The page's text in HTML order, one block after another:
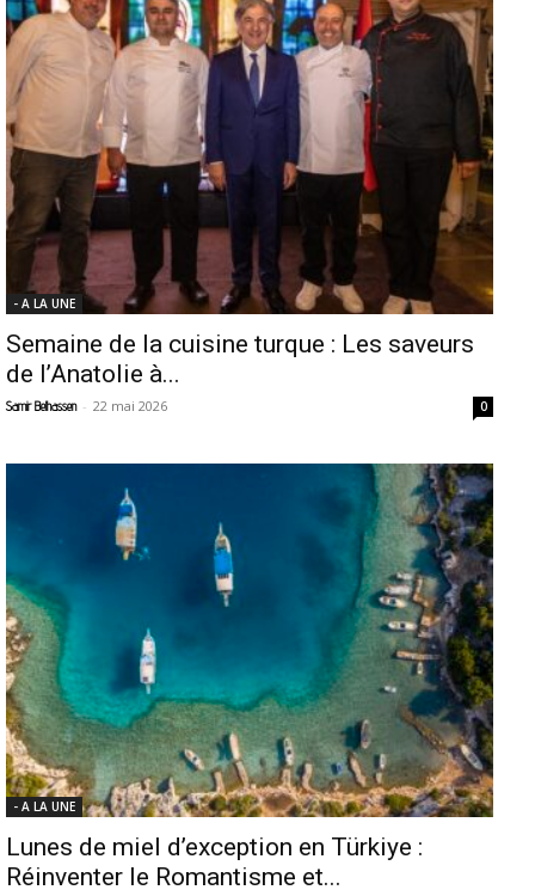
- A LA UNE
Semaine de la cuisine turque : Les saveurs
de l’Anatolie à...
Samir Belhassen - 22 mai 2026 0
- A LA UNE
Lunes de miel d’exception en Türkiye :
Réinventer le Romantisme et...